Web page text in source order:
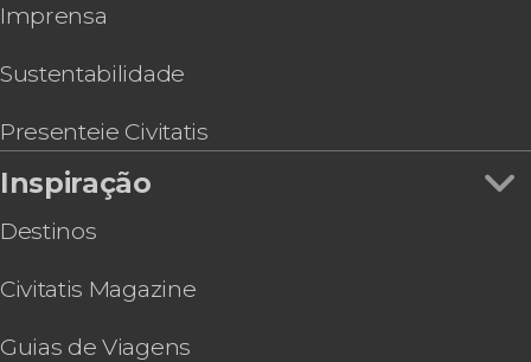
Imprensa
Sustentabilidade
Presenteie Civitatis
Inspiração
Destinos
Civitatis Magazine
Guias de Viagens